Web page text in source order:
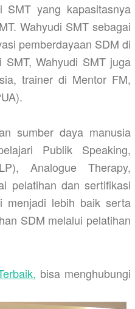
SMT yang kapasitasnya
Wahyudi SMT sebagai
pemberdayaan SDM di
Wahyudi SMT juga
trainer di Mentor FM,
sumber daya manusia
Publik Speaking,
Analogue Therapy,
pelatihan dan sertifikasi
menjadi lebih baik serta
SDM melalui pelatihan
bisa menghubungi